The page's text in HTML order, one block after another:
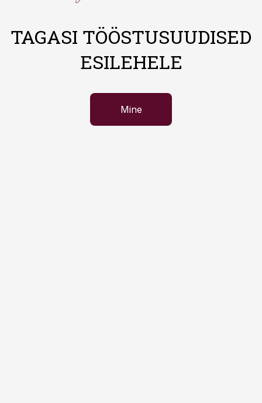
TAGASI TÖÖSTUSUUDISED
ESILEHELE
Mine